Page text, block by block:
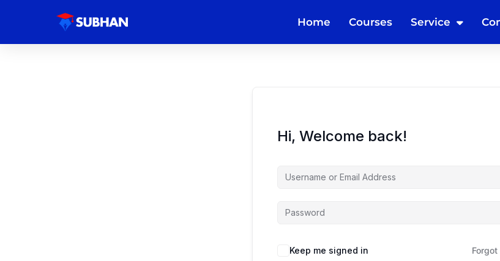
Home Courses Service
Hi, Welcome back!
Keep me signed in